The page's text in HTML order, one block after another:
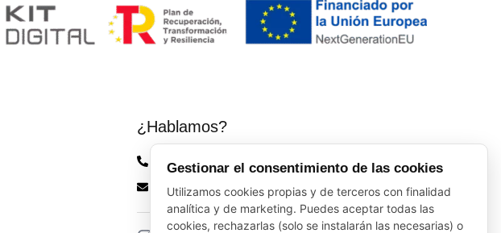
¿Hablamos?
Vinos El Peso: (+34) 941 226 120
elpeso@vinoyalgomas.com
Gestionar el consentimiento de las cookies
Utilizamos cookies propias y de terceros con finalidad
analítica y de marketing. Puedes aceptar todas las
cookies, rechazarlas (solo se instalarán las necesarias) o